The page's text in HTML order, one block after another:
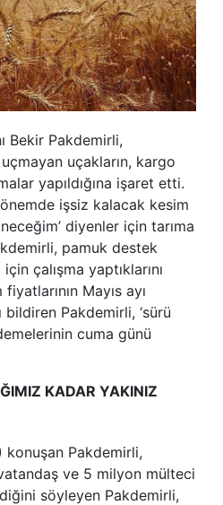
Bekir Pakdemirli,
uçakların, kargo
yapıldığına işaret etti.
işsiz kalacak kesim
diyenler için tarıma
pamuk destek
çalışma yaptıklarını
Mayıs ayı
bildiren Pakdemirli, ‘sürü
cuma günü
KADAR YAKINIZ
konuşan Pakdemirli,
ve 5 milyon mülteci
söyleyen Pakdemirli,